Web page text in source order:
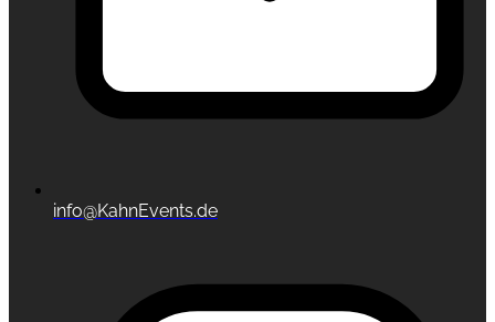
info@KahnEvents.de